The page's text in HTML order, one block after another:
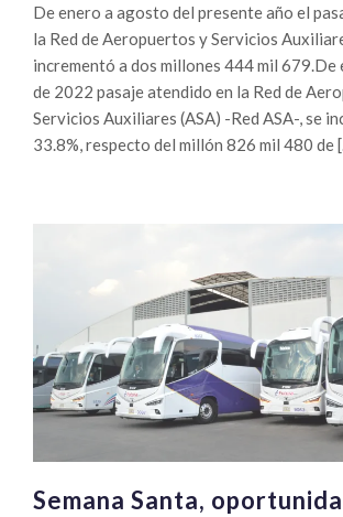
De enero a agosto del presente año el
la Red de Aeropuertos y Servicios
incrementó a dos millones 444 mil 679.De
de 2022 pasaje atendido en la Red de
Servicios Auxiliares (ASA) -Red ASA-, se
33.8%, respecto del millón 826 mil 480 de
Semana Santa,